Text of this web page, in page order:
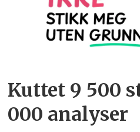
Kuttet 9 500
000 analyser